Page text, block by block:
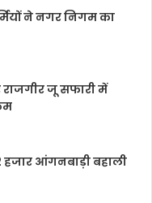
ने नगर निगम का
राजगीर जू सफारी में
हजार आंगनबाड़ी बहाली